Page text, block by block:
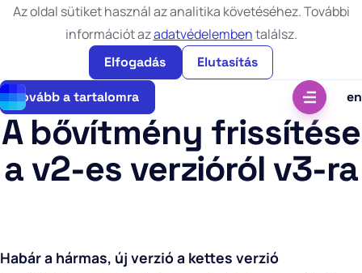
Az oldal sütiket használ az analitika követéséhez. További
információt azadatvédelembentalálsz.
Elfogadás Elutasítás
Tovább a tartalomra en
A bővítmény frissítése
a v2-es verzióról v3-ra
Habár a hármas, új verzió a kettes verzió